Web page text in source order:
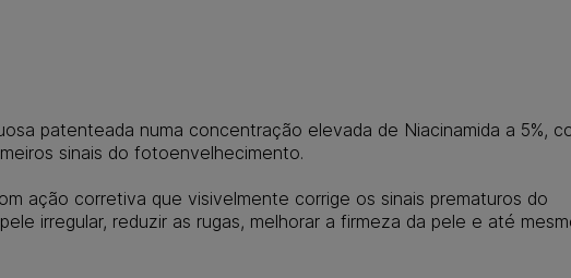
patenteada numa concentração elevada de Niacinamida a 5%,
sinais do fotoenvelhecimento.
ação corretiva que visivelmente corrige os sinais prematuros do
irregular, reduzir as rugas, melhorar a firmeza da pele e até